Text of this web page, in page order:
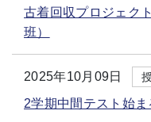
古着回収プロジェク
班）
2025年10月09日
2学期中間テスト始